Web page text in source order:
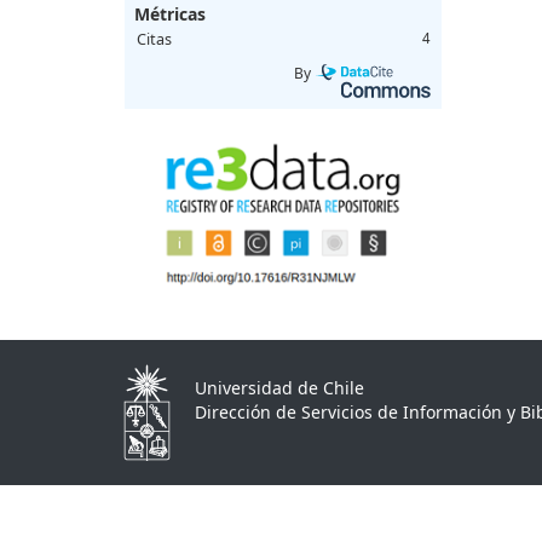
Métricas
Citas 4
By
Universidad de Chile
Dirección de Servicios de Información y